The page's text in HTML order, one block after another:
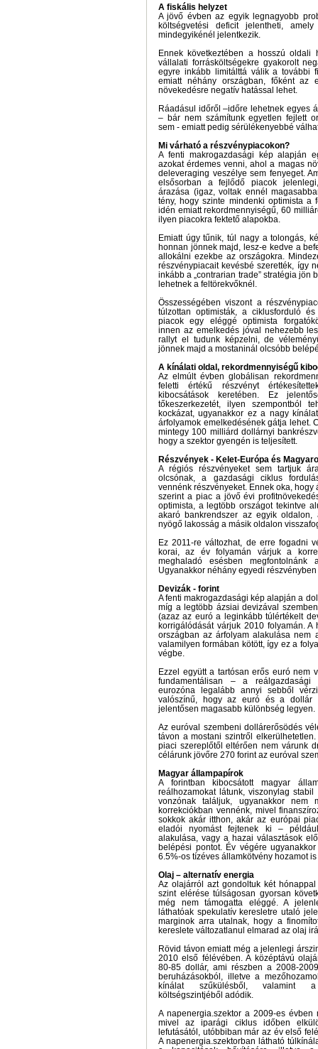
A fiskális helyzet
A jövő évben az egyik legnagyobb
költségvetési deficit jelentheti,
mindegyikénél jelentkezik.
Ennek következtében a hosszú oldali
vállalati forrásköltségekre gyakorolt
egyre inkább limitálttá válik a további
emiatt néhány országban, főként az
növekedésre negatív hatással lehet.
Ráadásul időről –időre lehetnek egyes
– bár nem számítunk egyetlen fejlett
sem - emiatt pedig sérülékenyebbé
Mi várható a részvénypiacokon?
A fenti makrogazdasági kép alapján
azokat érdemes venni, ahol a magas
deleveraging veszélye sem fenyeget.
elsősorban a fejlődő piacok
árazása (igaz, voltak ennél
tény, hogy szinte mindenki optimista a
idén emiatt rekordmennyiségű, 60
ilyen piacokra fektető alapokba.
Emiatt úgy tűnik, túl nagy a tolongás,
honnan jönnek majd, lesz-e kedve a
allokálni ezekbe az országokra.
részvénypiacait kevésbé szerették, így
inkább a „contrarian trade” stratégia jön
lehetnek a feltörekvőknél.
Összességében viszont a
túlzottan optimisták, a ciklusforduló
piacok egy eléggé optimista
innen az emelkedés jóval nehezebb
rallyt el tudunk képzelni, de
jönnek majd a mostaninál olcsóbb
A kínálati oldal, rekordmennyiségű
Az elmúlt évben globálisan
feletti értékű részvényt
kibocsátások keretében. Ez
tőkeszerkezetét, ilyen szempontból
kockázat, ugyanakkor ez a nagy
árfolyamok emelkedésének gátja lehet.
mintegy 100 milliárd dollárnyi
hogy a szektor gyengén is teljesített.
Részvények - Kelet-Európa és
A régiós részvényeket sem tartjuk
olcsónak, a gazdasági ciklus
vennénk részvényeket. Ennek oka,
szerint a piac a jövő évi
optimista, a legtöbb országot tekintve
akaró bankrendszer az egyik oldalon,
nyögő lakosság a másik oldalon
Ez 2011-re változhat, de erre fogadni
korai, az év folyamán várjuk a
meghaladó esésben megfontolnánk
Ugyanakkor néhány egyedi
Devizák - forint
A fenti makrogazdasági kép alapján a
míg a legtöbb ázsiai devizával
(azaz az euró a leginkább túlértékelt
korrigálódását várjuk 2010 folyamán.
országban az árfolyam alakulása nem
valamilyen formában kötött, így ez a
végbe.
Ezzel együtt a tartósan erős euró nem
fundamentálisan – a
eurozóna legalább annyi sebből
valószínű, hogy az euró és a dollár
jelentősen magasabb különbség legyen.
Az euróval szembeni dollárerősödés
távon a mostani szintről
piaci szereplőtől eltérően nem várunk
célárunk jövőre 270 forint az euróval
Magyar állampapírok
A forintban kibocsátott magyar
reálhozamokat látunk, viszonylag
vonzónak találjuk, ugyanakkor nem
korrekciókban vennénk, mivel
sokkok akár itthon, akár az európai
eladói nyomást fejtenek ki –
alakulása, vagy a hazai választások
belépési pontot. Év végére
6.5%-os tízéves államkötvény hozamot
Olaj – alternatív energia
Az olajárról azt gondoltuk két
szint elérése túlságosan gyorsan
még nem támogatta eléggé. A
láthatóak spekulatív keresletre utaló
marginok arra utalnak, hogy a
kereslete változatlanul elmarad az olaj
Rövid távon emiatt még a jelenlegi
2010 első félévében. A középtávú
80-85 dollár, ami részben a 2008-
beruházásokból, illetve a
kínálat szűkülésből, valamint
költségszintjéből adódik.
A napenergia.szektor a 2009-es évben
mivel az iparági ciklus időben
lefutásától, utóbbiban már az év első
A napenergia.szektorban látható